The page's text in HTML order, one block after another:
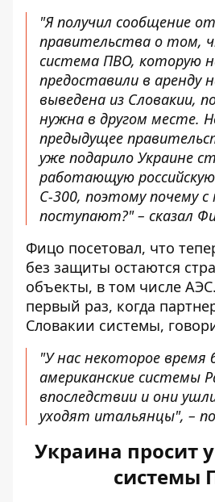
"Я получил сообщение
правительства о том,
система ПВО, которую
предоставили в аренду
выведена из Словакии,
нужна в другом месте.
предыдущее
уже подарило Украине
работающую
С-300, поэтому почему
поступают?" – сказал
Фицо посетовал, что
без защиты остаются
объекты, в том числе
первый раз, когда
Словакии системы,
"У нас некоторое время
американские системы
впоследствии и они
уходят итальянцы", –
Украина просит
системы